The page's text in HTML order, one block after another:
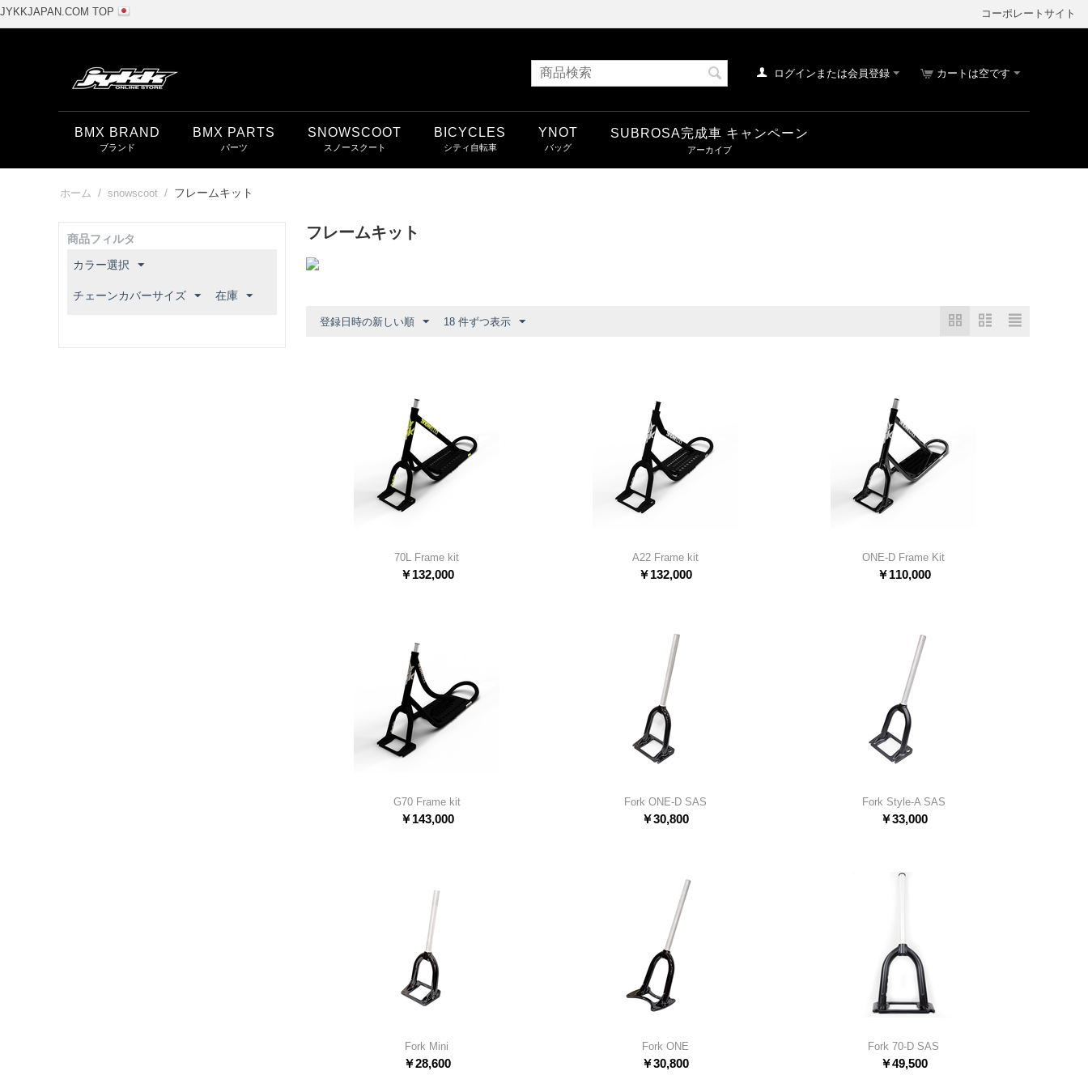
JYKKJAPAN.COM TOP コーポレートサイト
カートは空です
ログインまたは会員登録
BMX BRAND BMX PARTS SNOWSCOOT BICYCLES YNOT SUBROSA完成車 キャンペーン
ホーム / snowscoot / フレームキット
商品フィルタ
カラー選択
チェーンカバーサイズ 在庫
フレームキット
登録日時の新しい順 18 件ずつ表示
70L Frame kit
￥132,000
A22 Frame kit
￥132,000
ONE-D Frame Kit
￥110,000
G70 Frame kit
￥143,000
Fork ONE-D SAS
￥30,800
Fork Style-A SAS
￥33,000
Fork Mini
￥28,600
Fork ONE
￥30,800
Fork 70-D SAS
￥49,500